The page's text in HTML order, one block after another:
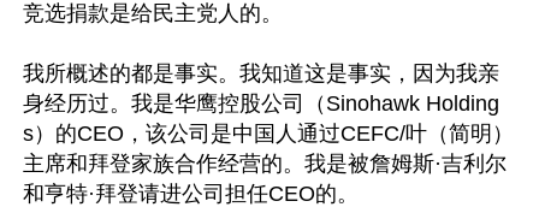
竞选捐款是给民主党人的。
我所概述的都是事实。我知道这是事实，因为我亲
身经历过。我是华鹰控股公司（Sinohawk Holding
s）的CEO，该公司是中国人通过CEFC/叶（简明）
主席和拜登家族合作经营的。我是被詹姆斯·吉利尔
和亨特·拜登请进公司担任CEO的。